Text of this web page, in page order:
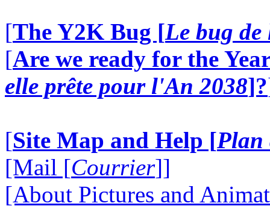
[The Y2K Bug [Le bug
[Are we ready for the
elle prête pour l'An 2038]?
[Site Map and Help [Plan
[Mail [Courrier]]
[About Pictures and